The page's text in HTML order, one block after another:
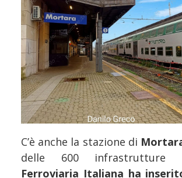
C’è anche la stazione di
delle 600 infrastrutture
Ferroviaria Italiana ha